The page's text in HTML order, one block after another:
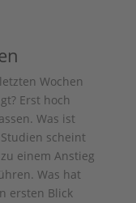
Wochen
Erst hoch
Was ist
scheint
einem Anstieg
Was hat
ersten Blick